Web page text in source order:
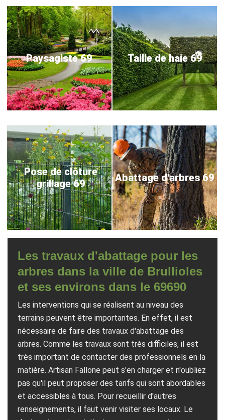
Paysagiste 69 Taille de haie 69
Pose de clôture
grillage 69
Abattage d'arbres 69
Les travaux d'abattage pour les
arbres dans la ville de Brullioles
et ses environs dans le 69690
Les interventions qui se réalisent au niveau des
terrains peuvent être importantes. En effet, il est
nécessaire de faire des travaux d'abattage des
arbres. Comme les travaux sont très difficiles, il est
très important de contacter des professionnels en la
matière. Artisan Fallone peut s'en charger et n'oubliez
pas qu'il peut proposer des tarifs qui sont abordables
et accessibles à tous. Pour recueillir d'autres
renseignements, il faut venir visiter ses locaux. Le